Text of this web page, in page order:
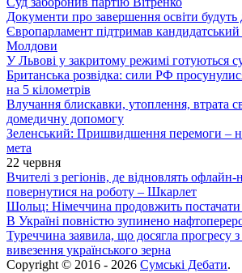
Документи про завершення освіти будуть
Європарламент підтримав кандидатський
Молдови
У Львові у закритому режимі готуються
Британська розвідка: сили РФ
на 5 кілометрів
Влучання блискавки, утоплення, втрата
домедичну допомогу
Зеленський: Пришвидшення перемоги –
мета
22 червня
Вчителі з регіонів, де відновлять
повернутися на роботу – Шкарлет
Шольц: Німеччина продовжить постачати
В Україні повністю зупинено
Туреччина заявила, що досягла прогресу
вивезення українського зерна
Copyright © 2016 - 2026 Сумські Дебати.